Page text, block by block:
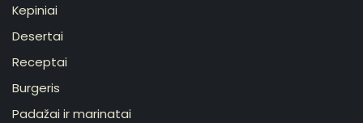
Kepiniai
Desertai
Receptai
Burgeris
Padažai ir marinatai